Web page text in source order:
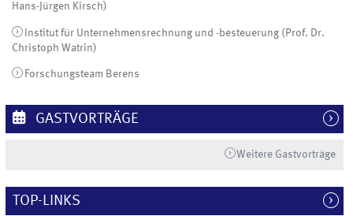
Hans-Jürgen Kirsch)
Institut für Unternehmensrechnung und -besteuerung (Prof. Dr.
Christoph Watrin)
Forschungsteam Berens
GASTVORTRÄGE
Weitere Gastvorträge
TOP-LINKS